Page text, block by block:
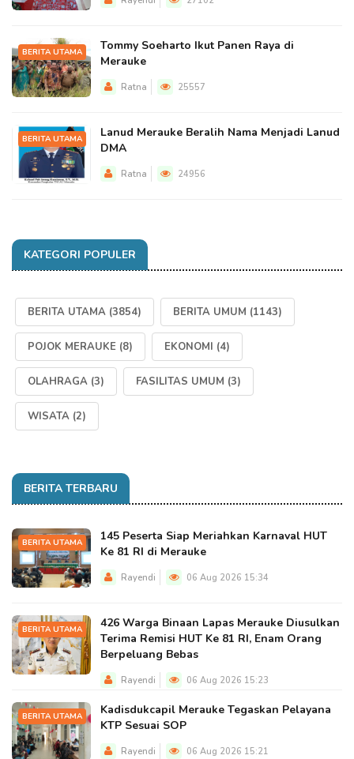
BERITA UTAMA
Tommy Soeharto Ikut Panen Raya di
Merauke
Ratna 25557
BERITA UTAMA
Lanud Merauke Beralih Nama Menjadi Lanud
DMA
Ratna 24956
KATEGORI POPULER
BERITA UTAMA (3854) BERITA UMUM (1143)
POJOK MERAUKE (8) EKONOMI (4)
OLAHRAGA (3) FASILITAS UMUM (3)
WISATA (2)
BERITA TERBARU
BERITA UTAMA
145 Peserta Siap Meriahkan Karnaval HUT
Ke 81 RI di Merauke
Rayendi 06 Aug 2026 15:34
BERITA UTAMA
426 Warga Binaan Lapas Merauke Diusulkan
Terima Remisi HUT Ke 81 RI, Enam Orang
Berpeluang Bebas
Rayendi 06 Aug 2026 15:23
BERITA UTAMA
Kadisdukcapil Merauke Tegaskan Pelayana
KTP Sesuai SOP
Rayendi 06 Aug 2026 15:21